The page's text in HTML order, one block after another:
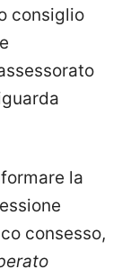
consiglio
la
consesso,